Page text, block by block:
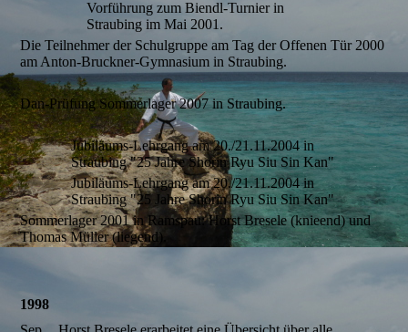
Vorführung zum Biendl-Turnier in
Straubing im Mai 2001.
Die Teilnehmer der Schulgruppe am Tag der Offenen Tür 2000
am Anton-Bruckner-Gymnasium in Straubing.
Dan-Prüfung Sommerlager 2007 in Straubing.
Jubiläums-Lehrgang am 20./21.11.2004 in
Straubing "25 Jahre Shorin Ryu Siu Sin Kan"
Jubiläums-Lehrgang am 20./21.11.2004 in
Straubing "25 Jahre Shorin Ryu Siu Sin Kan"
Sommerlager 2001 in Ramspau: Horst Bresele (knieend) und
Thomas Müller (liegend).
1998